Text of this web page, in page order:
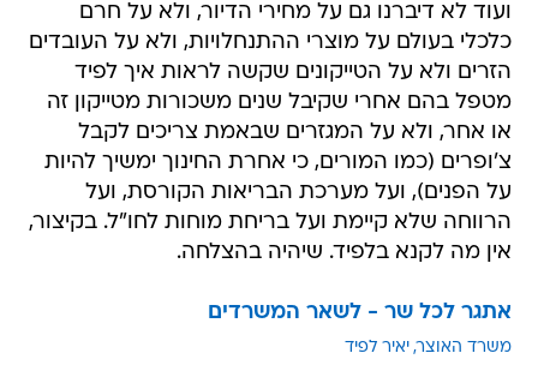
ועוד לא דיברנו גם על מחירי הדיור, ולא על חרם
כלכלי בעולם על מוצרי ההתנחלויות, ולא על העובדים
הזרים ולא על הטייקונים שקשה לראות איך לפיד
מטפל בהם אחרי שקיבל שנים משכורות מטייקון זה
או אחר, ולא על המגזרים שבאמת צריכים לקבל
צ'ופרים (כמו המורים, כי אחרת החינוך ימשיך להיות
על הפנים), ועל מערכת הבריאות הקורסת, ועל
הרווחה שלא קיימת ועל בריחת מוחות לחו"ל. בקיצור,
אין מה לקנא בלפיד. שיהיה בהצלחה.
אתגר לכל שר - לשאר המשרדים
משרד האוצר יאיר לפיד